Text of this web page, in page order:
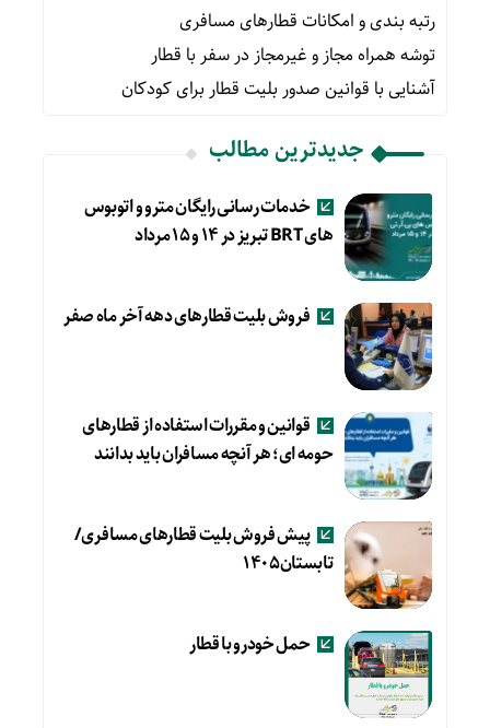
رتبه بندی و امکانات قطارهای مسافری
توشه همراه مجاز و غیرمجاز در سفر با قطار
آشنایی با قوانین صدور بلیت قطار برای کودکان
جدیدترین مطالب
خدمات رسانی رایگان مترو و اتوبوس
های BRT تبریز در ۱۴ و ۱۵ مرداد
فروش بلیت قطارهای دهه آخر ماه صفر
قوانین و مقررات استفاده از قطارهای
حومه ای؛ هر آنچه مسافران باید بدانند
پیش فروش بلیت قطارهای مسافری/
تابستان۱۴۰۵
حمل خودرو با قطار